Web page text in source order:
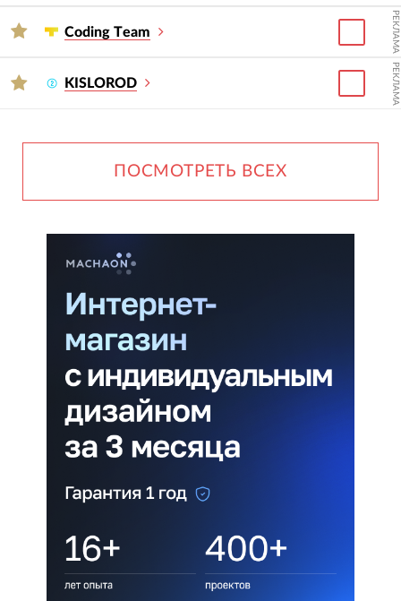
Сoding Тeam РЕКЛАМА
KISLOROD РЕКЛАМА
ПОСМОТРЕТЬ ВСЕХ